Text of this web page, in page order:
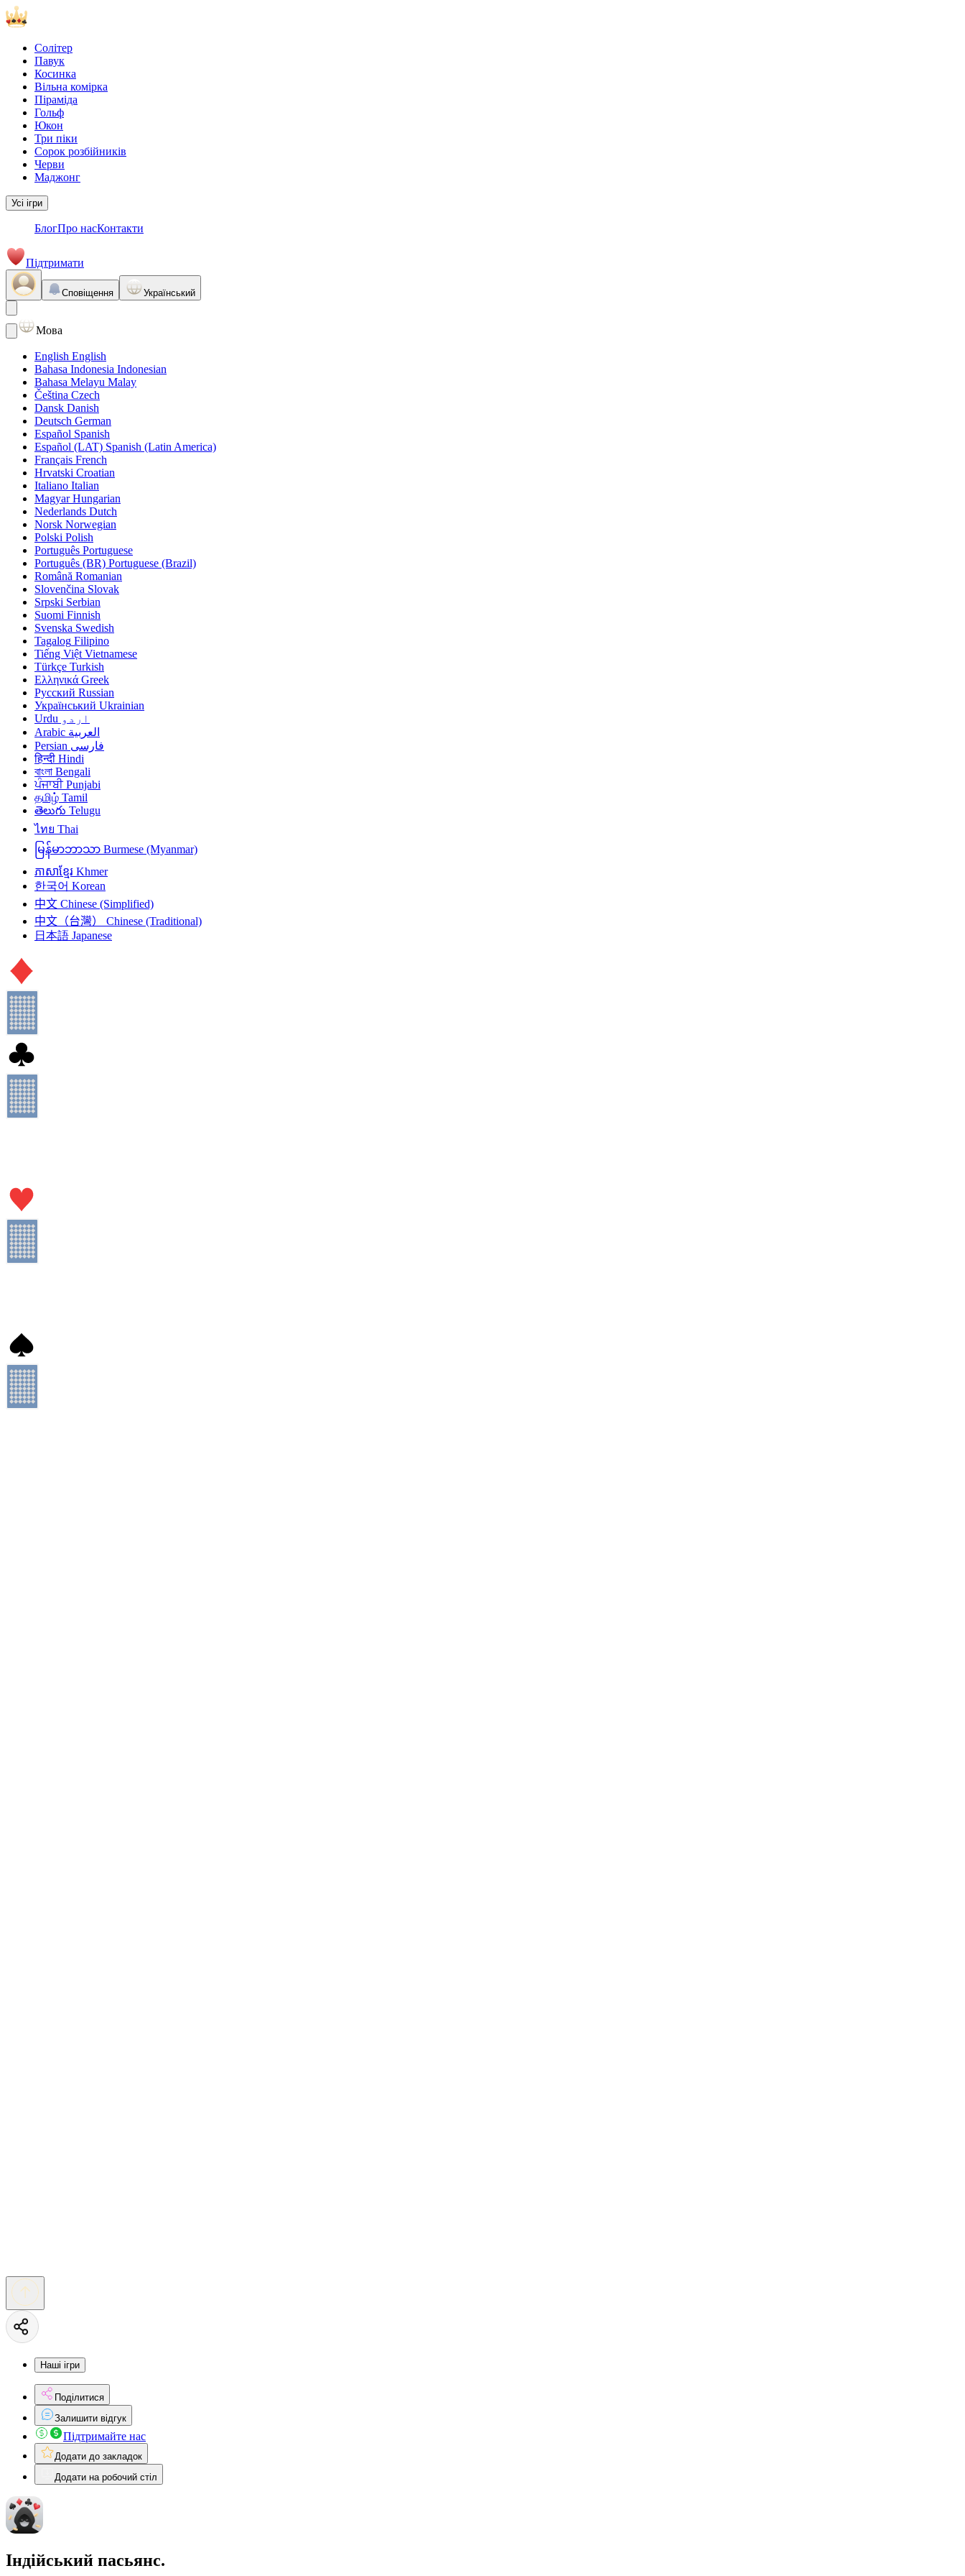
Солітер
Павук
Косинка
Вільна комірка
Піраміда
Гольф
Юкон
Три піки
Сорок розбійників
Черви
Маджонг
Усі ігри
БлогПро насКонтакти
Підтримати
Сповіщення Український
Мова
English English
Bahasa Indonesia Indonesian
Bahasa Melayu Malay
Čeština Czech
Dansk Danish
Deutsch German
Español Spanish
Español (LAT) Spanish (Latin America)
Français French
Hrvatski Croatian
Italiano Italian
Magyar Hungarian
Nederlands Dutch
Norsk Norwegian
Polski Polish
Português Portuguese
Português (BR) Portuguese (Brazil)
Română Romanian
Slovenčina Slovak
Srpski Serbian
Suomi Finnish
Svenska Swedish
Tagalog Filipino
Tiếng Việt Vietnamese
Türkçe Turkish
Ελληνικά Greek
Русский Russian
Український Ukrainian
اردو Urdu
العربية Arabic
فارسی Persian
हिन्दी Hindi
বাংলা Bengali
ਪੰਜਾਬੀ Punjabi
தமிழ் Tamil
తెలుగు Telugu
ไทย Thai
မြန်မာဘာသာ Burmese (Myanmar)
ភាសាខ្មែរ Khmer
한국어 Korean
中文 Chinese (Simplified)
中文（台灣）
Chinese (Traditional)
日本語 Japanese
Наші ігри
Поділитися
Залишити відгук
Підтримайте нас
Додати до закладок
Додати на робочий стіл
Індійський пасьянс.